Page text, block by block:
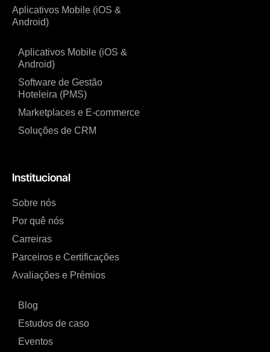
Aplicativos Mobile (iOS &
Android)
Aplicativos Mobile (iOS &
Android)
Software de Gestão
Hoteleira (PMS)
Marketplaces e E-commerce
Soluções de CRM
Institucional
Sobre nós
Por quê nós
Carreiras
Parceiros e Certificações
Avaliações e Prémios
Blog
Estudos de caso
Eventos